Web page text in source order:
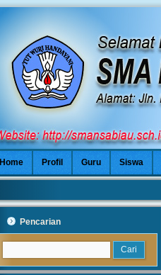
Home Profil Guru Siswa
Pencarian